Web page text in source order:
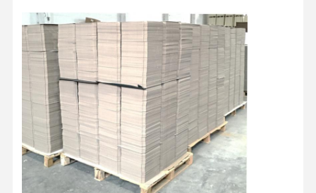
컬러 페이퍼
크라프트 지
골판지재
신문 인쇄 용지
돌 종이
복사 용지